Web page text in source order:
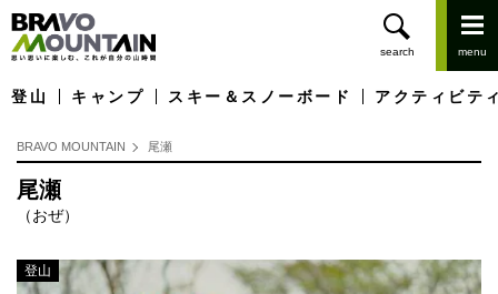
登山 キャンプ スキー＆スノーボード アクティビテ
BRAVO MOUNTAIN 尾瀬
尾瀬
（おぜ）
登山